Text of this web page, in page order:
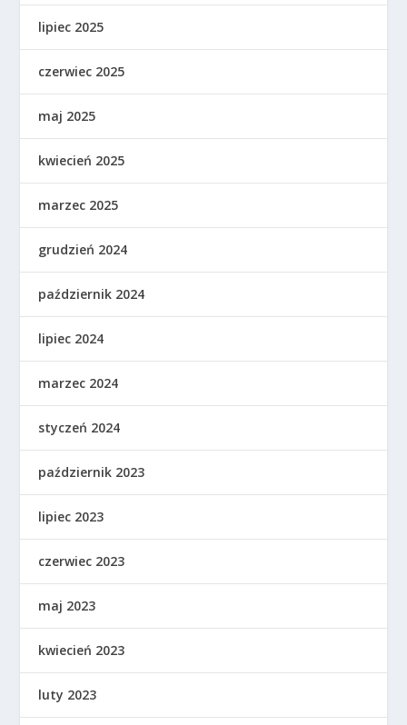
lipiec 2025
czerwiec 2025
maj 2025
kwiecień 2025
marzec 2025
grudzień 2024
październik 2024
lipiec 2024
marzec 2024
styczeń 2024
październik 2023
lipiec 2023
czerwiec 2023
maj 2023
kwiecień 2023
luty 2023